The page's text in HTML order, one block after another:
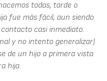
todas, tarde o
fue más fácil, aun siendo
casi inmediato.
y no intento generalizar)
de un hijo a primera vista
hija.